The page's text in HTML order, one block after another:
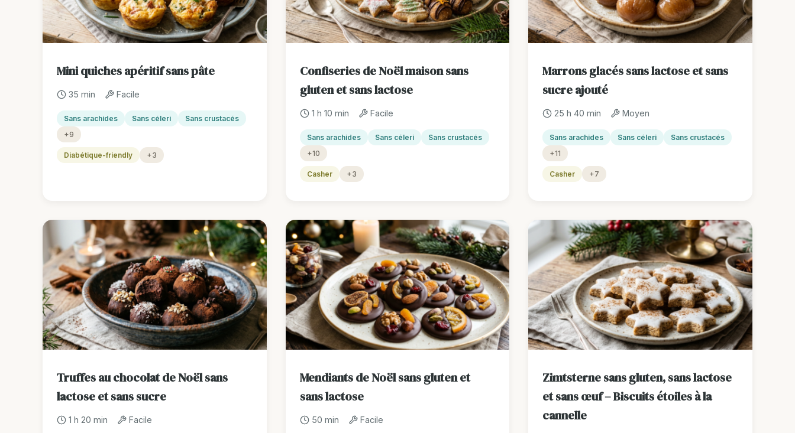
Mini quiches apéritif sans pâte
35 min Facile
Sans arachides Sans céleri
Sans crustacés
+9
Diabétique-friendly +3
Confiseries de Noël maison sans
gluten et sans lactose
1 h 10 min Facile
Sans arachides Sans céleri
Sans crustacés
+10
Casher +3
Marrons glacés sans lactose et sans
sucre ajouté
25 h 40 min Moyen
Sans arachides Sans céleri
Sans crustacés
+11
Casher +7
Truffes au chocolat de Noël sans
lactose et sans sucre
1 h 20 min Facile
Mendiants de Noël sans gluten et
sans lactose
50 min Facile
Zimtsterne sans gluten, sans lactose
et sans œuf – Biscuits étoiles à la
cannelle